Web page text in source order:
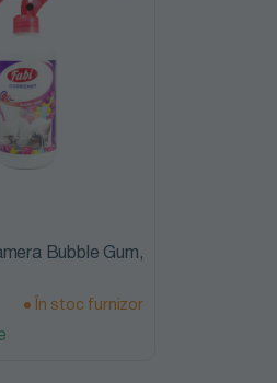
Bubble Gum,
În stoc furnizor